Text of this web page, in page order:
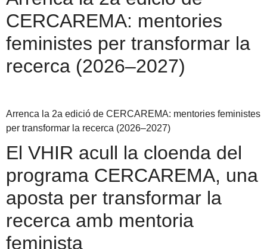
CERCAREMA: mentories
feministes per transformar la
recerca (2026–2027)
Arrenca la 2a edició de CERCAREMA: mentories feministes
per transformar la recerca (2026–2027)
El VHIR acull la cloenda del
programa CERCAREMA, una
aposta per transformar la
recerca amb mentoria
feminista